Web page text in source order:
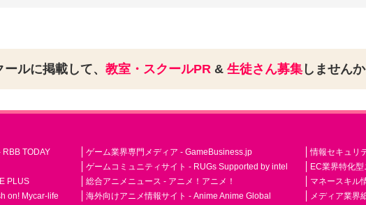
ルに掲載して、 教室・スクールPR& 生徒さん募集しませんか
TODAY
PLUS
on! Mycar-life
ゲーム業界専門メディア - GameBusiness.jp
ゲームコミュニティサイト - RUGs Supported by intel
総合アニメニュース - アニメ！アニメ！
海外向けアニメ情報サイト - Anime Anime Global
情報セキュリ
EC業界特化
マネースキル
メディア業界